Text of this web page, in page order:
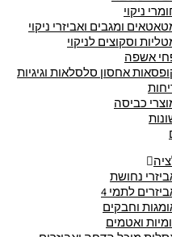
ניקוי
ומגבים ואביזרי ניקוי
וסקוצים לניקוי
אשפה
אחסון סלסלאות וגיגיות
כביסה
נחושת
לתמי 4
וחבקים
ואטמים